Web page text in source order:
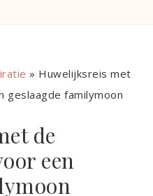
» Huwelijksreis met
geslaagde familymoon
de
een